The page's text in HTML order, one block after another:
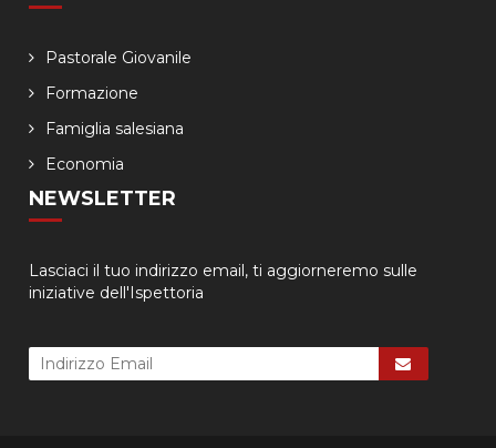
Pastorale Giovanile
Formazione
Famiglia salesiana
Economia
NEWSLETTER
Lasciaci il tuo indirizzo email, ti aggiorneremo sulle
iniziative dell'Ispettoria